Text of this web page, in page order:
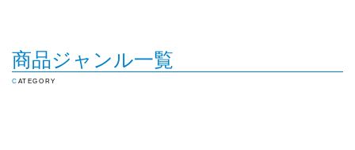
商品ジャンル一覧
CATEGORY